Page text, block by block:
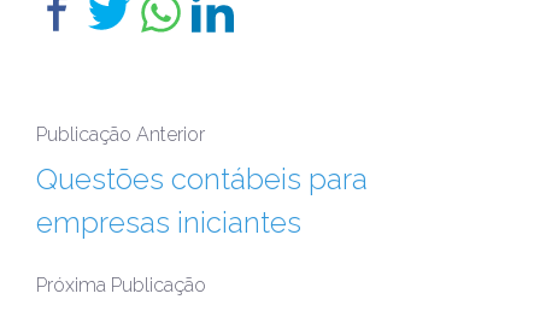
Publicação Anterior
Questões contábeis para
empresas iniciantes
Próxima Publicação